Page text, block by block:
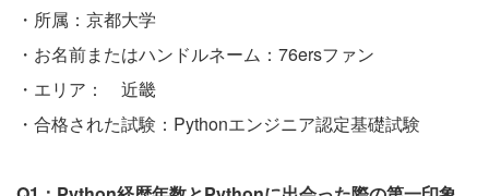
・所属：京都大学
・お名前またはハンドルネーム：76ersファン
・エリア： 近畿
・合格された試験：Pythonエンジニア認定基礎試験